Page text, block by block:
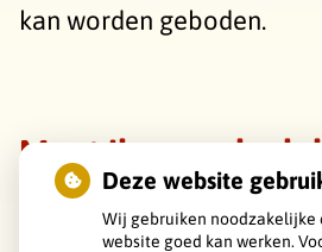
kan worden geboden.
Moet ik naar de
Deze website
Wij gebruiken noodzakelijke
website goed kan werken.